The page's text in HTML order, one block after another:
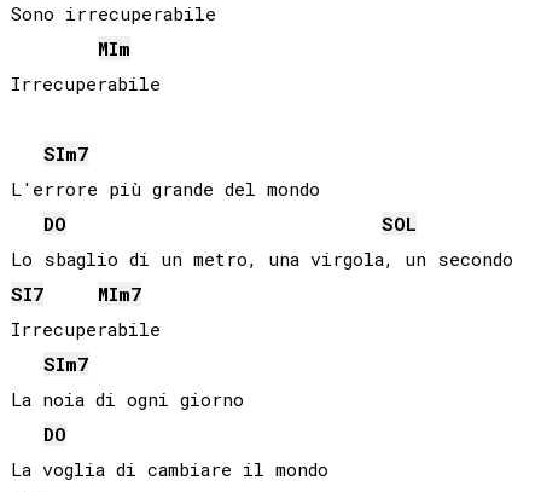
Sono irrecuperabile
MIm
Irrecuperabile
SIm7
L'errore più grande del mondo
DO
SOL
SI7 MIm7
Irrecuperabile
SIm7
La noia di ogni giorno
DO